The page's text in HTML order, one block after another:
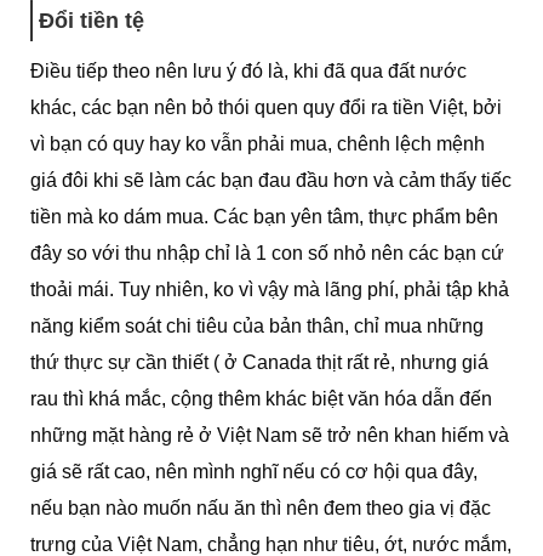
Đổi tiền tệ
Điều tiếp theo nên lưu ý đó là, khi đã qua đất nước
khác, các bạn nên bỏ thói quen quy đổi ra tiền Việt, bởi
vì bạn có quy hay ko vẫn phải mua, chênh lệch mệnh
giá đôi khi sẽ làm các bạn đau đầu hơn và cảm thấy tiếc
tiền mà ko dám mua. Các bạn yên tâm, thực phẩm bên
đây so với thu nhập chỉ là 1 con số nhỏ nên các bạn cứ
thoải mái. Tuy nhiên, ko vì vậy mà lãng phí, phải tập khả
năng kiểm soát chi tiêu của bản thân, chỉ mua những
thứ thực sự cần thiết ( ở Canada thịt rất rẻ, nhưng giá
rau thì khá mắc, cộng thêm khác biệt văn hóa dẫn đến
những mặt hàng rẻ ở Việt Nam sẽ trở nên khan hiếm và
giá sẽ rất cao, nên mình nghĩ nếu có cơ hội qua đây,
nếu bạn nào muốn nấu ăn thì nên đem theo gia vị đặc
trưng của Việt Nam, chẳng hạn như tiêu, ớt, nước mắm,